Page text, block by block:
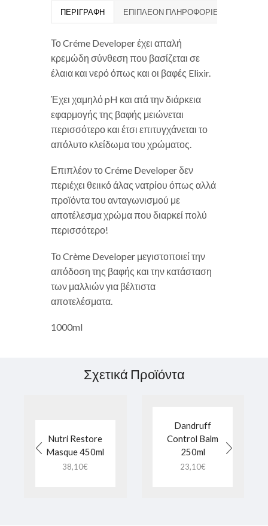
ΠΕΡΙΓΡΑΦΉ ΕΠΙΠΛΈΟΝ ΠΛΗΡΟΦΟΡΊΕΣ
Το Créme Developer έχει απαλή
κρεμώδη σύνθεση που βασίζεται σε
έλαια και νερό όπως και οι βαφές Elixir.
Έχει χαμηλό pH και ατά την διάρκεια
εφαρμογής της βαφής μειώνεται
περισσότερο και έτσι επιτυγχάνεται το
απόλυτο κλείδωμα του χρώματος.
Επιπλέον το Créme Developer δεν
περιέχει θειικό άλας νατρίου όπως αλλά
προϊόντα του ανταγωνισμού με
αποτέλεσμα χρώμα που διαρκεί πολύ
περισσότερο!
Το Crème Developer μεγιστοποιεί την
απόδοση της βαφής και την κατάσταση
των μαλλιών για βέλτιστα
αποτελέσματα.
1000ml
Σχετικά Προϊόντα
Nutri Restore
Masque 450ml
38,10€
Dandruff
Control Balm
250ml
23,10€